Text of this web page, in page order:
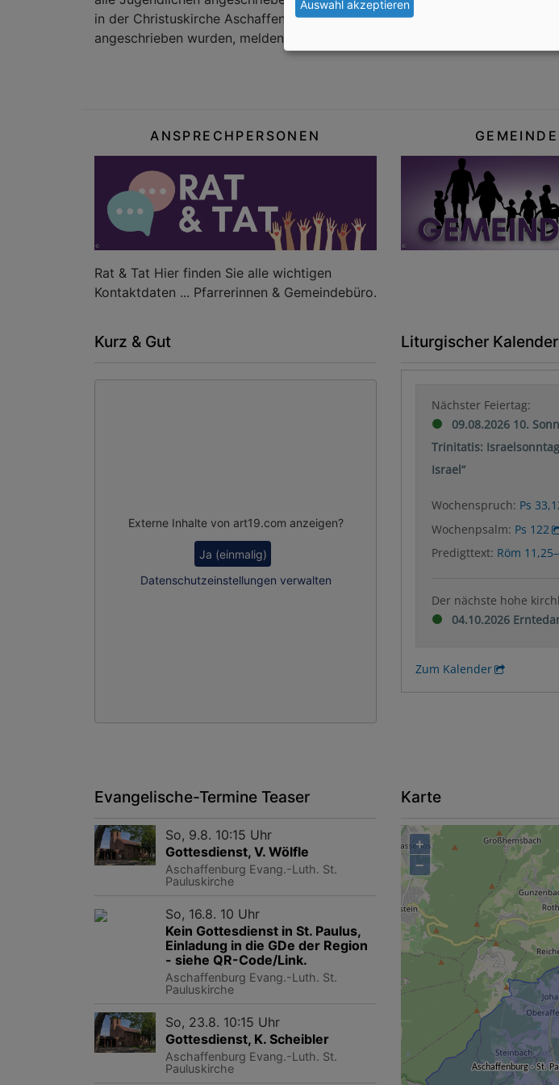
in der Christuskirche Aschaffenburg statt. Ende Juni 2026 ist dann der
angeschrieben wurden, melden Sie sich bitte im Pfarrbüro.
ANSPRECHPERSONEN
Rat & Tat Hier finden Sie alle wichtigen
Kontaktdaten ... Pfarrerinnen & Gemeindebüro.
Kurz & Gut
Externe Inhalte von art19.com anzeigen?
Ja (einmalig)
Datenschutzeinstellungen verwalten
Liturgischer Kalender
Nächster Feiertag:
09.08.2026 10.
Trinitatis:
Israel“
Wochenspruch: Ps
Wochenpsalm: Ps 122
Predigttext: Röm
Der nächste hohe
04.10.2026
Zum Kalender
Evangelische-Termine Teaser
So, 9.8. 10:15 Uhr
Gottesdienst, V. Wölfle
Aschaffenburg Evang.-Luth. St.
Pauluskirche
So, 16.8. 10 Uhr
Kein Gottesdienst in St. Paulus,
Einladung in die GDe der Region
- siehe QR-Code/Link.
Aschaffenburg Evang.-Luth. St.
Pauluskirche
So, 23.8. 10:15 Uhr
Gottesdienst, K. Scheibler
Aschaffenburg Evang.-Luth. St.
Pauluskirche
Karte
+
−
Auswahl akzeptieren